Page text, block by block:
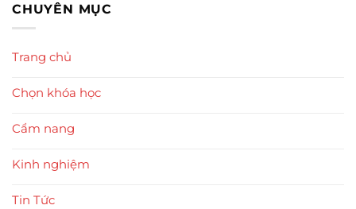
CHUYÊN MỤC
Trang chủ
Chọn khóa học
Cẩm nang
Kinh nghiệm
Tin Tức